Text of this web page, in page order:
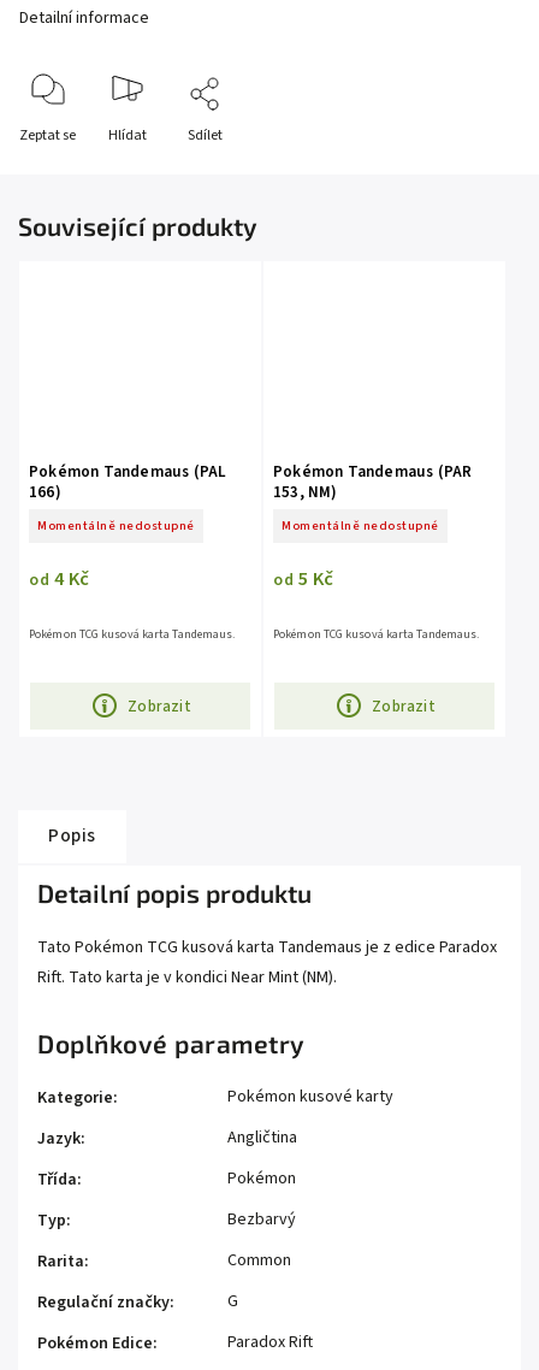
Detailní informace
Zeptat se Hlídat Sdílet
Související produkty
Pokémon Tandemaus (PAL
166)
Momentálně nedostupné
od 4 Kč
Zobrazit
Pokémon TCG kusová karta Tandemaus.
Pokémon Tandemaus (PAR
153, NM)
Momentálně nedostupné
od 5 Kč
Zobrazit
Pokémon TCG kusová karta Tandemaus.
Popis
Detailní popis produktu
Tato Pokémon TCG kusová karta Tandemaus je z edice Paradox
Rift. Tato karta je v kondici Near Mint (NM).
Doplňkové parametry
Kategorie:
Pokémon kusové karty
Jazyk:
Angličtina
Třída:
Pokémon
Typ:
Bezbarvý
Rarita:
Common
Regulační značky:
G
Pokémon Edice:
Paradox Rift